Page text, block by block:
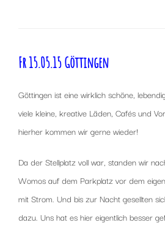
Fr 15.05.15 Göttingen
Göttingen ist eine wirklich schöne,
viele kleine, kreative Läden, Cafés und
hierher kommen wir gerne wieder!
Da der Stellplatz voll war, standen wir
Womos auf dem Parkplatz vor dem
mit Strom. Und bis zur Nacht gesellten
dazu. Uns hat es hier eigentlich besser